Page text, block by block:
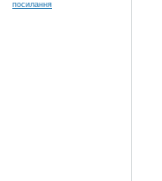
посилання